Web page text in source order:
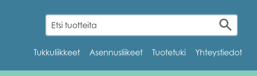
Tukkuliikkeet Asennusliikeet Tuotetuki Yhteystiedot